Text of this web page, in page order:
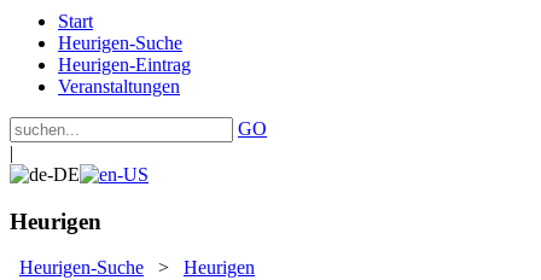
Start
Heurigen-Suche
Heurigen-Eintrag
Veranstaltungen
GO
|
Heurigen
Heurigen-Suche > Heurigen